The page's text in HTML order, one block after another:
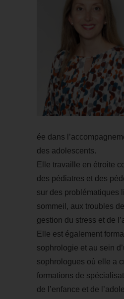
ée dans
des adolescents.
Elle travaille en étroite
des pédiatres et des
sur des problématiques
sommeil, aux troubles
gestion du stress et de
Elle est également
sophrologie et au sein
sophrologues où elle a
formations de
de l’enfance et de